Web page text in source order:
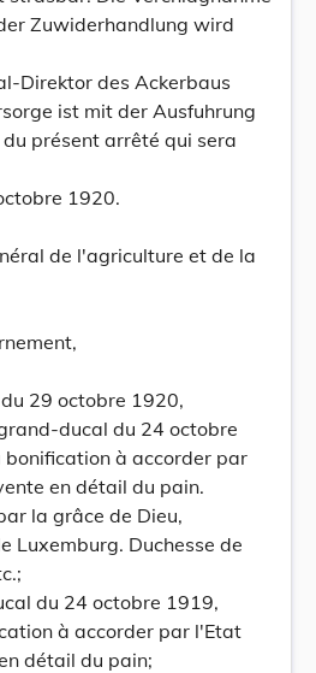
Zuwiderhandlung wird
Direktor des Ackerbaus
ist mit der Ausfuhrung
présent arrêté qui sera
1920.
de l'agriculture et de la
29 octobre 1920,
ducal du 24 octobre
bonification à accorder par
en détail du pain.
la grâce de Dieu,
Luxemburg. Duchesse de
du 24 octobre 1919,
à accorder par l'Etat
détail du pain;